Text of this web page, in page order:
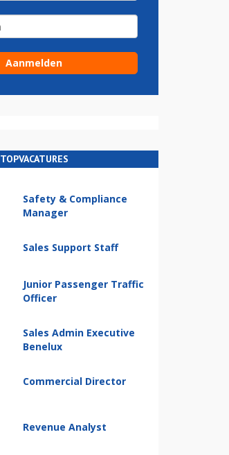
TOPVACATURES
Safety & Compliance
Manager
Sales Support Staff
Junior Passenger Traffic
Officer
Sales Admin Executive
Benelux
Commercial Director
Revenue Analyst